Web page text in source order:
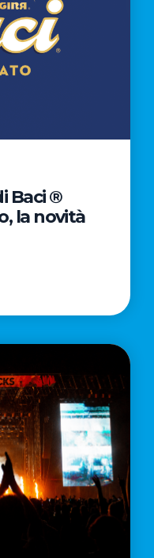
Baci ®
la novità